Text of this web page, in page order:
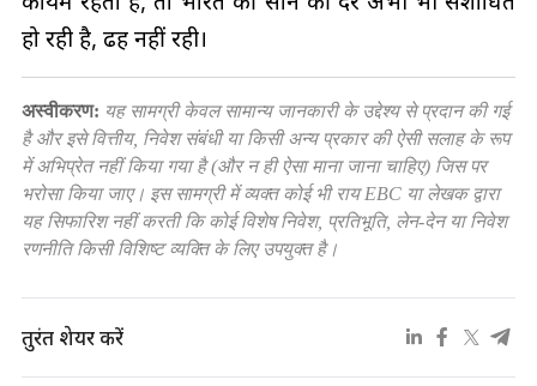
हो रही है, ढह नहीं रही।
अस्वीकरण: यह सामग्री केवल सामान्य जानकारी के उद्देश्य से प्रदान की गई
है और इसे वित्तीय, निवेश संबंधी या किसी अन्य प्रकार की ऐसी सलाह के रूप
में अभिप्रेत नहीं किया गया है (और न ही ऐसा माना जाना चाहिए) जिस पर
भरोसा किया जाए। इस सामग्री में व्यक्त कोई भी राय EBC या लेखक द्वारा
यह सिफारिश नहीं करती कि कोई विशेष निवेश, प्रतिभूति, लेन-देन या निवेश
रणनीति किसी विशिष्ट व्यक्ति के लिए उपयुक्त है।
तुरंत शेयर करें